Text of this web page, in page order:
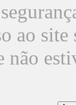
ao
não